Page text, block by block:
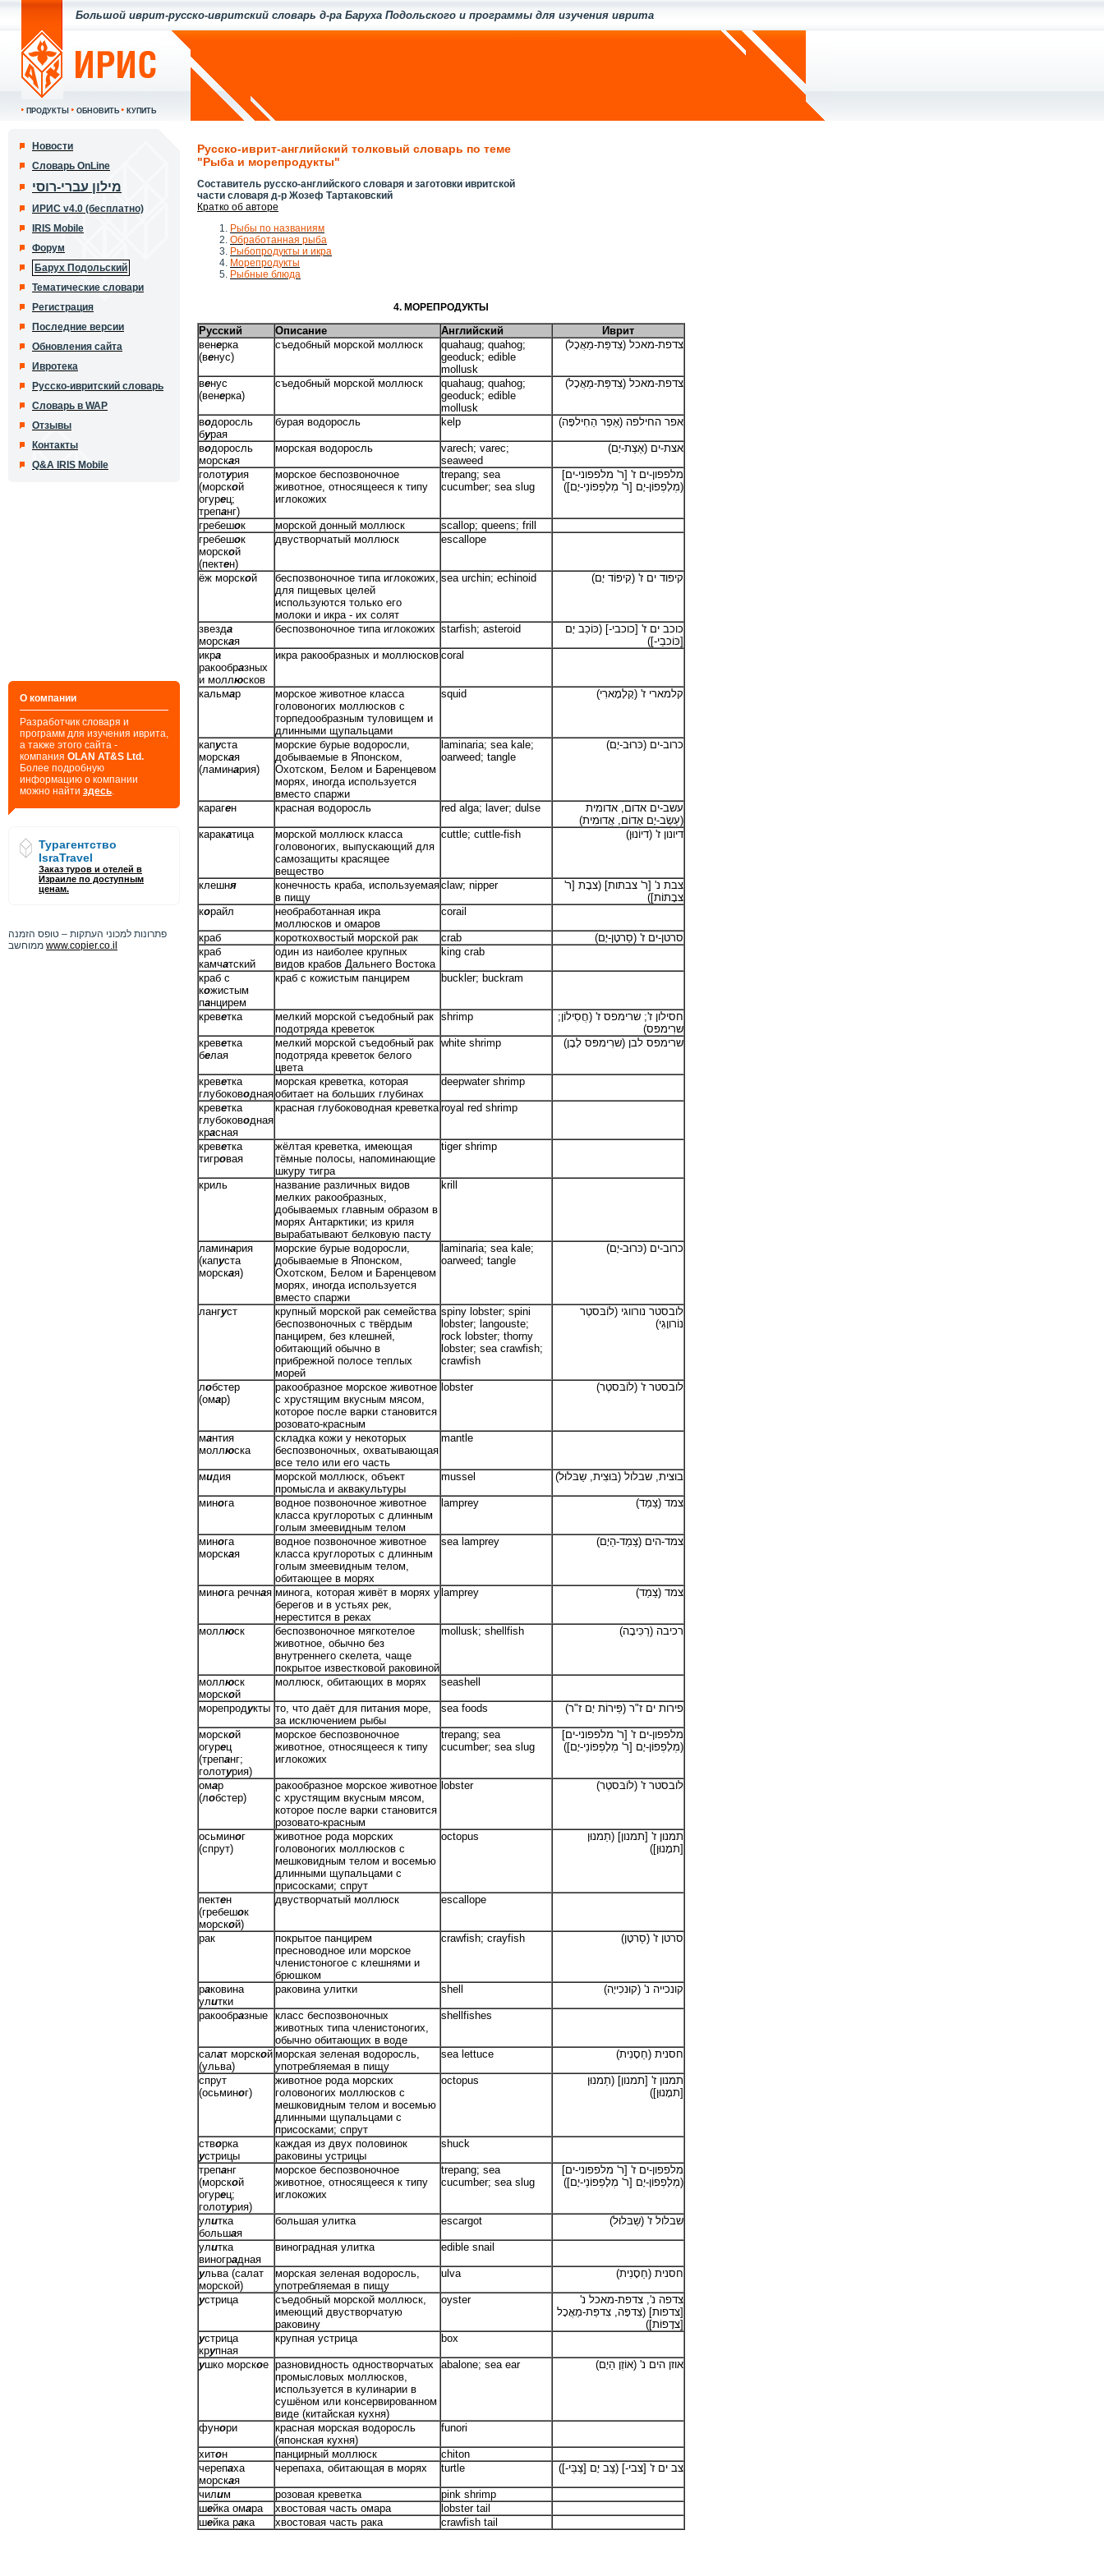
Большой иврит-русско-ивритский словарь д-ра Баруха Подольского и программы для изучения иврита
ПРОДУКТЫ ОБНОВИТЬ КУПИТЬ
Новости
Словарь OnLine
מילון עברי-רוסי
ИРИС v4.0 (бесплатно)
IRIS Mobile
Форум
Барух Подольский
Тематические словари
Регистрация
Последние версии
Обновления сайта
Ивротека
Русско-ивритский словарь
Словарь в WAP
Отзывы
Контакты
Q&A IRIS Mobile
О компании
Разработчик словаря и
программ для изучения иврита,
а также этого сайта -
компания OLAN AT&S Ltd.
Более подробную
информацию о компании
можно найти здесь.
Турагентство
IsraTravel
Заказ туров и отелей в
Израиле по доступным
ценам.
פתרונות למכוני העתקות – טופס הזמנה
www.copier.co.il
Русско-иврит-английский толковый словарь по теме
"Рыба и морепродукты"
Составитель русско-английского словаря и заготовки ивритской
части словаря д-р Жозеф Тартаковский
Кратко об авторе
Рыбы по названиям
Обработанная рыба
Рыбопродукты и икра
Морепродукты
Рыбные блюда
4. МОРЕПРОДУКТЫ
Русский Описание Английский
Иврит
венерка
(венус)
съедобный морской моллюск
quahaug; quahog;
geoduck; edible
mollusk
צדפת-מאכל (צִדפַּת-מַאֲכָל)
венус
(венерка)
съедобный морской моллюск
quahaug; quahog;
geoduck; edible
mollusk
צדפת-מאכל (צִדפַּת-מַאֲכָל)
водоросль
бурая
бурая водоросль kelp אפר החילפה (אֵפֶר הַחִילפָּה)
водоросль
морская
морская водоросль
varech; varec;
seaweed
אצת-ים (אַצַת-יָם)
голотурия
(морской
огурец;
трепанг)
морское беспозвоночное
животное, относящееся к типу
иглокожих
trepang; sea
cucumber; sea slug
מלפפון-ים ז' [ר' מלפפוני-ים]
(מְלָפְפוֹן-יָם [ר' מְלָפְפוֹנֵי-יָם])
гребешок морской донный моллюск
scallop; queens; frill
гребешок
морской
(пектен)
двустворчатый моллюск escallope
ёж морской
беспозвоночное типа иглокожих,
для пищевых целей
используются только его
молоки и икра - их солят
sea urchin; echinoid קיפוד ים ז' (קִיפּוֹד יָם)
звезда
морская
беспозвоночное типа иглокожих starfish; asteroid
כוכב ים ז' [כוכבי-] (כּוֹכַב יָם
[כּוֹכבֵי-])
икра
ракообразных
и моллюсков
икра ракообразных и моллюсков coral
кальмар
морское животное класса
головоногих моллюсков с
торпедообразным туловищем и
длинными щупальцами
squid קלמארי ז' (קָלָמָארִי)
капуста
морская
(ламинария)
морские бурые водоросли,
добываемые в Японском,
Охотском, Белом и Баренцевом
морях, иногда используется
вместо спаржи
laminaria; sea kale;
oarweed; tangle
כרוב-ים (כּרוּב-יָם)
караген красная водоросль red alga; laver; dulse
עשב-ים אדום, אדומית
(עֵשֶׂב-יָם אָדוֹם, אֲדוּמִית)
каракатица
морской моллюск класса
головоногих, выпускающий для
самозащиты красящее
вещество
cuttle; cuttle-fish דיונון ז' (דיוֹנוּן)
клешня
конечность краба, используемая
в пищу
claw; nipper
צבת נ' [ר' צבתות] (צבָת [ר'
צבָתוֹת])
корайл
необработанная икра
моллюсков и омаров
corail
краб короткохвостый морской рак crab
סרטן-ים ז' (סַרטָן-יָם)
краб
камчатский
один из наиболее крупных
видов крабов Дальнего Востока
king crab
краб с
кожистым
панцирем
краб с кожистым панцирем buckler; buckram
креветка
мелкий морской съедобный рак
подотряда креветок
shrimp
חסילון ז'; שרימפס ז' (חֲסִילוֹן;
שרִימפּס)
креветка
белая
мелкий морской съедобный рак
подотряда креветок белого
цвета
white shrimp שרימפס לבן (שרִימפּס לָבָן)
креветка
глубоководная
морская креветка, которая
обитает на больших глубинах
deepwater shrimp
креветка
глубоководная
красная
красная глубоководная креветка royal red shrimp
креветка
тигровая
жёлтая креветка, имеющая
тёмные полосы, напоминающие
шкуру тигра
tiger shrimp
криль
название различных видов
мелких ракообразных,
добываемых главным образом в
морях Антарктики; из криля
вырабатывают белковую пасту
krill
ламинария
(капуста
морская)
морские бурые водоросли,
добываемые в Японском,
Охотском, Белом и Баренцевом
морях, иногда используется
вместо спаржи
laminaria; sea kale;
oarweed; tangle
כרוב-ים (כּרוּב-יָם)
лангуст
крупный морской рак семейства
беспозвоночных с твёрдым
панцирем, без клешней,
обитающий обычно в
прибрежной полосе теплых
морей
spiny lobster; spini
lobster; langouste;
rock lobster; thorny
lobster; sea crawfish;
crawfish
לובסטר נורווגי (לוֹבּסטֶר
נוֹרווָגִי)
лобстер
(омар)
ракообразное морское животное
с хрустящим вкусным мясом,
которое после варки становится
розовато-красным
lobster לובסטר ז' (לוֹבּסטֶר)
мантия
моллюска
складка кожи у некоторых
беспозвоночных, охватывающая
все тело или его часть
mantle
мидия
морской моллюск, объект
промысла и аквакультуры
mussel בוצית, שבלול (בּוּצִית, שַבּלוּל)
минога
водное позвоночное животное
класса круглоротых с длинным
голым змеевидным телом
lamprey צמד (צַמַד)
минога
морская
водное позвоночное животное
класса круглоротых с длинным
голым змеевидным телом,
обитающее в морях
sea lamprey צמד-הים (צַמַד-הַיָם)
минога речная минога, которая живёт в морях у
берегов и в устьях рек,
нерестится в реках
lamprey צמד (צַמַד)
моллюск
беспозвоночное мягкотелое
животное, обычно без
внутреннего скелета, чаще
покрытое известковой раковиной
mollusk; shellfish רכיבה (רַכִּיבָה)
моллюск
морской
моллюск, обитающих в морях seashell
морепродукты то, что даёт для питания море,
за исключением рыбы
sea foods פירות ים ז"ר (פֵּירוֹת יָם ז"ר)
морской
огурец
(трепанг;
голотурия)
морское беспозвоночное
животное, относящееся к типу
иглокожих
trepang; sea
cucumber; sea slug
מלפפון-ים ז' [ר' מלפפוני-ים]
(מְלָפְפוֹן-יָם [ר' מְלָפְפוֹנֵי-יָם])
омар
(лобстер)
ракообразное морское животное
с хрустящим вкусным мясом,
которое после варки становится
розовато-красным
lobster לובסטר ז' (לוֹבּסטֶר)
осьминог
(спрут)
животное рода морских
головоногих моллюсков с
мешковидным телом и восемью
длинными щупальцами с
присосками; спрут
octopus
תמנון ז' [תמנון] (תַמנוּן
[תמָנוּן])
пектен
(гребешок
морской)
двустворчатый моллюск escallope
рак
покрытое панцирем
пресноводное или морское
членистоногое с клешнями и
брюшком
crawfish; crayfish סרטן ז' (סַרטָן)
раковина
улитки
раковина улитки shell קונכייה נ' (קוּנכִייָה)
ракообразные класс беспозвоночных
животных типа членистоногих,
обычно обитающих в воде
shellfishes
салат морской
(ульва)
морская зеленая водоросль,
употребляемая в пищу
sea lettuce חסנית (חַסָנִית)
спрут
(осьминог)
животное рода морских
головоногих моллюсков с
мешковидным телом и восемью
длинными щупальцами с
присосками; спрут
octopus
תמנון ז' [תמנון] (תַמנוּן
[תמָנוּן])
створка
устрицы
каждая из двух половинок
раковины устрицы
shuck
трепанг
(морской
огурец;
голотурия)
морское беспозвоночное
животное, относящееся к типу
иглокожих
trepang; sea
cucumber; sea slug
מלפפון-ים ז' [ר' מלפפוני-ים]
(מְלָפְפוֹן-יָם [ר' מְלָפְפוֹנֵי-יָם])
улитка
большая
большая улитка escargot שבלול ז' (שַבּלוּל)
улитка
виноградная
виноградная улитка edible snail
ульва (салат
морской)
морская зеленая водоросль,
употребляемая в пищу
ulva חסנית (חַסָנִית)
устрица
съедобный морской моллюск,
имеющий двустворчатую
раковину
oyster
צדפה נ', צדפת-מאכל נ'
[צדפות] (צִדפָּה, צִדפַּת-מַאֲכָל
[צדָפוֹת])
устрица
крупная
крупная устрица box
ушко морское разновидность одностворчатых
промысловых моллюсков,
используется в кулинарии в
сушёном или консервированном
виде (китайская кухня)
abalone; sea ear אוזן הים נ' (אוֹזֶן הַיָם)
фунори
красная морская водоросль
(японская кухня)
funori
хитон панцирный моллюск
chiton
черепаха
морская
черепаха, обитающая в морях turtle צב ים ז' [צבי-] (צַב יָם [צַבֵּי-])
чилим розовая креветка
pink shrimp
шейка омара хвостовая часть омара
lobster tail
шейка рака хвостовая часть рака crawfish tail